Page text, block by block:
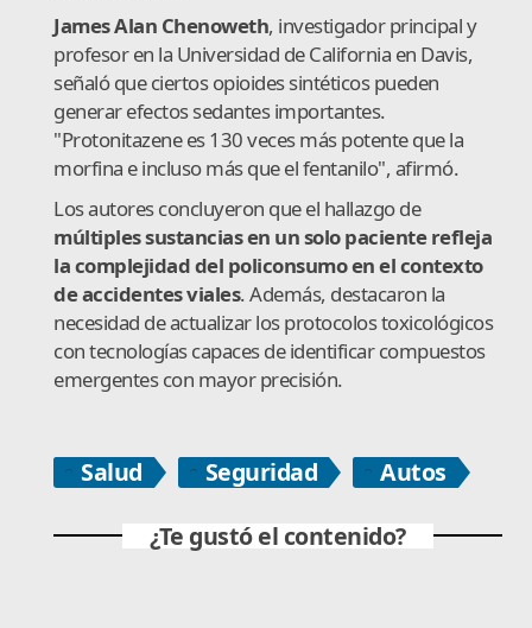
James Alan Chenoweth, investigador principal y
profesor en la Universidad de California en Davis,
señaló que ciertos opioides sintéticos pueden
generar efectos sedantes importantes.
"Protonitazene es 130 veces más potente que la
morfina e incluso más que el fentanilo", afirmó.
Los autores concluyeron que el hallazgo de
múltiples sustancias en un solo paciente refleja
la complejidad del policonsumo en el contexto
de accidentes viales. Además, destacaron la
necesidad de actualizar los protocolos toxicológicos
con tecnologías capaces de identificar compuestos
emergentes con mayor precisión.
Salud Seguridad
Autos
¿Te gustó el contenido?